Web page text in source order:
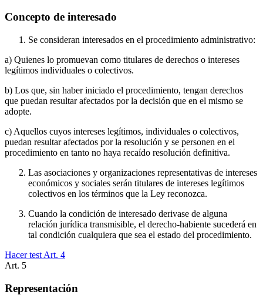
Concepto de interesado
Se consideran interesados en el procedimiento administrativo:
a) Quienes lo promuevan como titulares de derechos o intereses
legítimos individuales o colectivos.
b) Los que, sin haber iniciado el procedimiento, tengan derechos
que puedan resultar afectados por la decisión que en el mismo se
adopte.
c) Aquellos cuyos intereses legítimos, individuales o colectivos,
puedan resultar afectados por la resolución y se personen en el
procedimiento en tanto no haya recaído resolución definitiva.
Las asociaciones y organizaciones representativas de intereses
económicos y sociales serán titulares de intereses legítimos
colectivos en los términos que la Ley reconozca.
Cuando la condición de interesado derivase de alguna
relación jurídica transmisible, el derecho-habiente sucederá en
tal condición cualquiera que sea el estado del procedimiento.
Hacer test Art. 4
Art. 5
Representación